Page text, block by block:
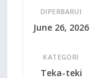
DIPERBARUI
June 26, 2026
KATEGORI
Teka-teki